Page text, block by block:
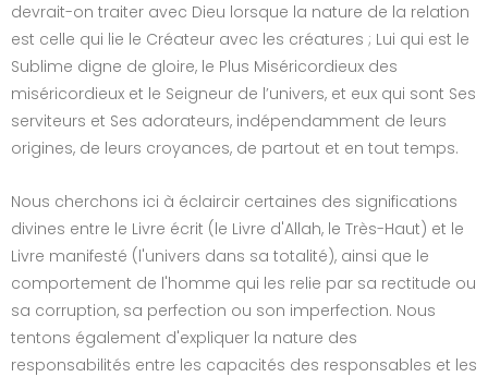
devrait-on traiter avec Dieu lorsque la nature de la relation
est celle qui lie le Créateur avec les créatures ; Lui qui est le
Sublime digne de gloire, le Plus Miséricordieux des
miséricordieux et le Seigneur de l’univers, et eux qui sont Ses
serviteurs et Ses adorateurs, indépendamment de leurs
origines, de leurs croyances, de partout et en tout temps.
Nous cherchons ici à éclaircir certaines des significations
divines entre le Livre écrit (le Livre d'Allah, le Très-Haut) et le
Livre manifesté (l'univers dans sa totalité), ainsi que le
comportement de l'homme qui les relie par sa rectitude ou
sa corruption, sa perfection ou son imperfection. Nous
tentons également d'expliquer la nature des
responsabilités entre les capacités des responsables et les